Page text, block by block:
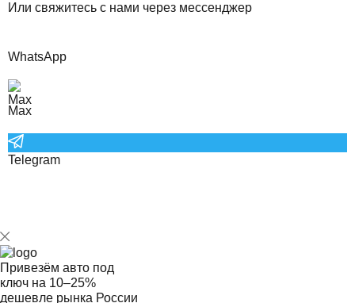
Или свяжитесь с нами через мессенджер
WhatsApp
Max
Telegram
Привезём авто под
ключ на 10–25%
дешевле рынка России